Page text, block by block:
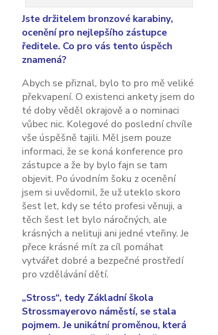
Jste držitelem bronzové karabiny,
ocenění pro nejlepšího zástupce
ředitele. Co pro vás tento úspěch
znamená?
Abych se přiznal, bylo to pro mě veliké
překvapení. O existenci ankety jsem do
té doby věděl okrajově a o nominaci
vůbec nic. Kolegové do poslední chvíle
vše úspěšně tajili. Měl jsem pouze
informaci, že se koná konference pro
zástupce a že by bylo fajn se tam
objevit. Po úvodním šoku z ocenění
jsem si uvědomil, že už uteklo skoro
šest let, kdy se této profesi věnuji, a
těch šest let bylo náročných, ale
krásných a nelituji ani jedné vteřiny. Je
přece krásné mít za cíl pomáhat
vytvářet dobré a bezpečné prostředí
pro vzdělávání dětí.
„Stross“, tedy Základní škola
Strossmayerovo náměstí, se stala
pojmem. Je unikátní proměnou, která